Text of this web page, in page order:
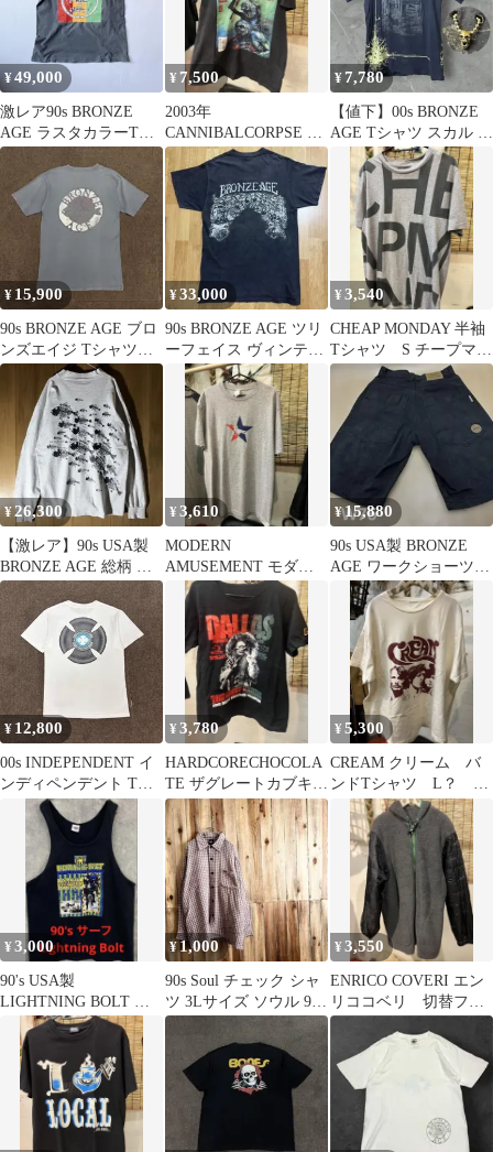
¥49,000
激レア90s BRONZE
AGE ラスタカラーTシ
ャツ L ヴィンテージ
SK8
¥ 7,500
2003年
CANNIBALCORPSE ヴ
ィンテージバンドTシ
ャツ M
¥7,780
【値下】00s BRONZE
AGE Tシャツ スカル グ
ランジ Y2K
¥ 15,900
90s BRONZE AGE ブロ
ンズエイジ Tシャツ
OLD SKATE 古着
¥33,000
90s BRONZE AGE ツリ
ーフェイス ヴィンテー
ジ Tシャツ USA製
¥3,540
CHEAP MONDAY 半袖
Tシャツ S チープマン
デー
¥26,300
【激レア】90s USA製
BRONZE AGE 総柄 ロ
ンTオールドスケート
¥3,610
MODERN
AMUSEMENT モダン
アミューズメント 半
袖Tシャツ L
¥15,880
90s USA製 BRONZE
AGE ワークショーツ
黒 ブロンズエイジ 古着
¥ 12,800
00s INDEPENDENT イ
ンディペンデント Tシ
ャツ アイアンクロス
OLD SKATE オールド
スケート 古着
¥3,780
HARDCORECHOCOLA
TE ザグレートカブキ
Tシャツ S カットオフ
¥5,300
CREAM クリーム バ
ンドTシャツ L？ バ
ンT ボックスシルエッ
¥3,000
90's USA製
LIGHTNING BOLT タ
ンクトップ ビンテー
ジ古着
¥1,000
90s Soul チェック シャ
ツ 3Lサイズ ソウル 90
年代 ヴィンテージ
¥3,550
ENRICO COVERI エン
リココベリ 切替フリ
ース調ジップアップジ
ャケット